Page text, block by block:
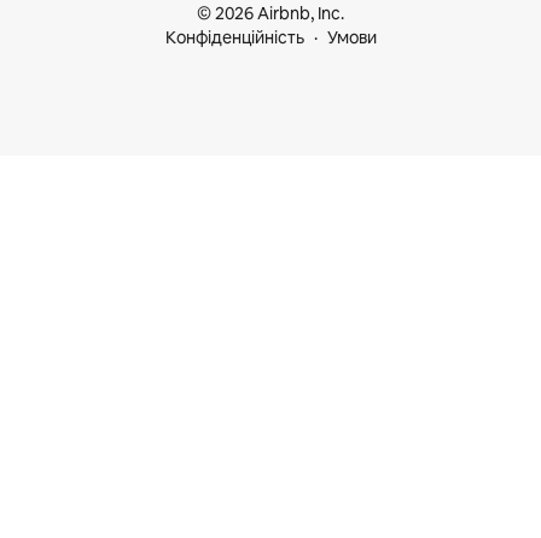
© 2026 Airbnb, Inc.
Конфіденційність
Умови